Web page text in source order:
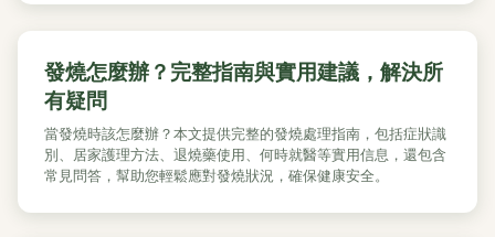
發燒怎麼辦？完整指南與實用建議，解決所
有疑問
當發燒時該怎麼辦？本文提供完整的發燒處理指南，包括症狀識
別、居家護理方法、退燒藥使用、何時就醫等實用信息，還包含
常見問答，幫助您輕鬆應對發燒狀況，確保健康安全。